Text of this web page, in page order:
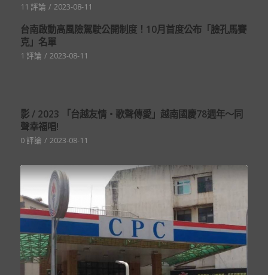
11 評論 / 2023-08-11
台南啟動高風險駕駛公開制度！10月首度公布「臉孔馬賽
克」名單
1 評論 / 2023-08-11
影 / 2023 「台越友情・歌聲傳愛」越南國慶78週年〜同
聲幸福唱!
0 評論 / 2023-08-11